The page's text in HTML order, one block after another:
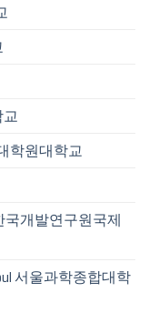
교
학원대학교
국개발연구원국제
서울과학종합대학